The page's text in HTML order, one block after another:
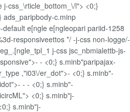
css_\rticle_bottom_\/l"> <0;}
ads_paripbody-c.minp
e[ngle e[ngleopari pariid-1258
responsiveettos */ -j-css non-logge/-
j-css jsc_nbmialettb-js-
- - <0;} s.minb"paripajax-
,"i03\/er_dot">- <0;} s.minb"-
- - <0;} s.minb"-
<0;} s.minb"j-
s.minb"j-